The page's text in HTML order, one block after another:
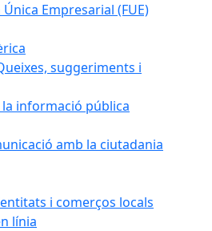
Empresarial (FUE)
suggeriments i
la informació pública
amb la ciutadania
i comerços locals
línia